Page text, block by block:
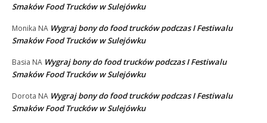
Smaków Food Trucków w Sulejówku
Monika NA Wygraj bony do food trucków podczas I Festiwalu
Smaków Food Trucków w Sulejówku
Basia NA Wygraj bony do food trucków podczas I Festiwalu
Smaków Food Trucków w Sulejówku
Dorota NA Wygraj bony do food trucków podczas I Festiwalu
Smaków Food Trucków w Sulejówku